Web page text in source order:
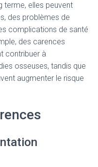
terme, elles peuvent
des problèmes de
complications de santé
des carences
contribuer à
osseuses, tandis que
augmenter le risque